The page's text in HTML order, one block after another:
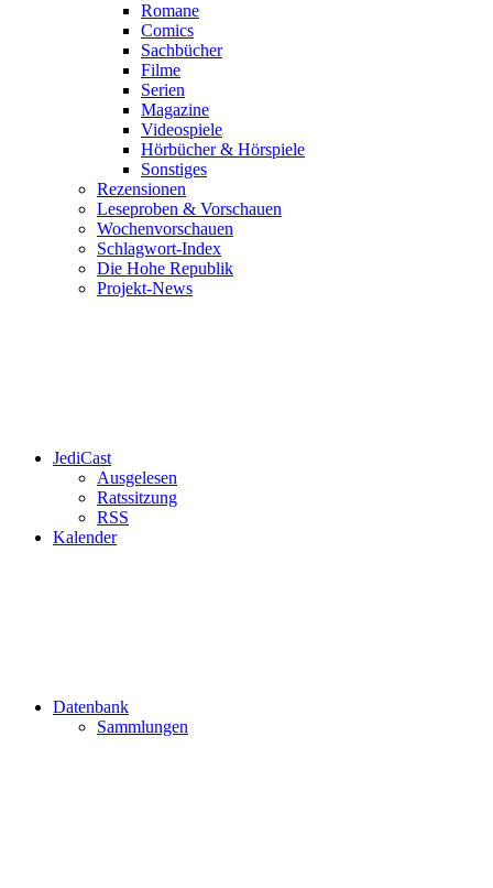
Romane
Comics
Sachbücher
Filme
Serien
Magazine
Videospiele
Hörbücher & Hörspiele
Sonstiges
Rezensionen
Leseproben & Vorschauen
Wochenvorschauen
Schlagwort-Index
Die Hohe Republik
Projekt-News
JediCast
Ausgelesen
Ratssitzung
RSS
Kalender
Datenbank
Sammlungen